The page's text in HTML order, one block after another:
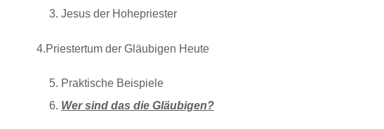
Jesus der Hohepriester
4.Priestertum der Gläubigen Heute
Praktische Beispiele
Wer sind das die Gläubigen?